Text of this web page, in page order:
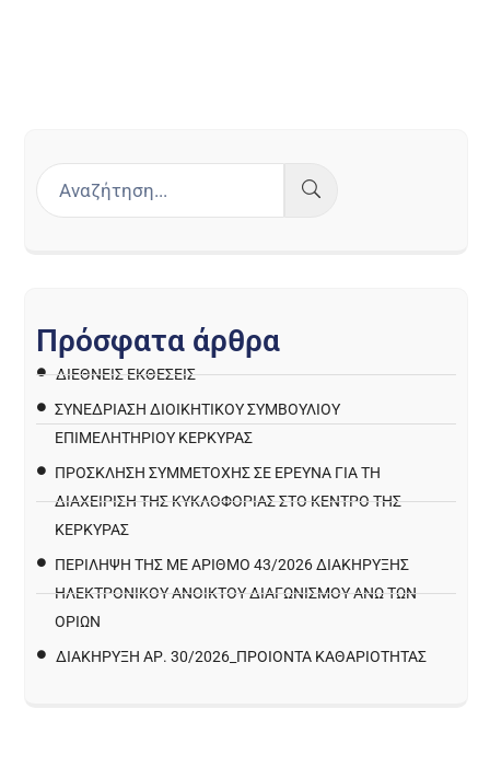
Πρόσφατα άρθρα
ΔΙΕΘΝΕΙΣ ΕΚΘΕΣΕΙΣ
ΣΥΝΕΔΡΙΑΣΗ ΔΙΟΙΚΗΤΙΚΟΥ ΣΥΜΒΟΥΛΙΟΥ
ΕΠΙΜΕΛΗΤΗΡΙΟΥ ΚΕΡΚΥΡΑΣ
ΠΡΌΣΚΛΗΣΗ ΣΥΜΜΕΤΟΧΉΣ ΣΕ ΈΡΕΥΝΑ ΓΙΑ ΤΗ
ΔΙΑΧΕΊΡΙΣΗ ΤΗΣ ΚΥΚΛΟΦΟΡΊΑΣ ΣΤΟ ΚΈΝΤΡΟ ΤΗΣ
ΚΈΡΚΥΡΑΣ
ΠΕΡΙΛΗΨΗ ΤΗΣ ΜΕ ΑΡΙΘΜΟ 43/2026 ΔΙΑΚΗΡΥΞΗΣ
ΗΛΕΚΤΡΟΝΙΚΟΥ ΑΝΟΙΚΤΟΥ ΔΙΑΓΩΝΙΣΜΟΥ ΑΝΩ ΤΩΝ
ΟΡΙΩΝ
ΔΙΑΚΉΡΥΞΗ ΑΡ. 30/2026_ΠΡΟΙΌΝΤΑ ΚΑΘΑΡΙΌΤΗΤΑΣ